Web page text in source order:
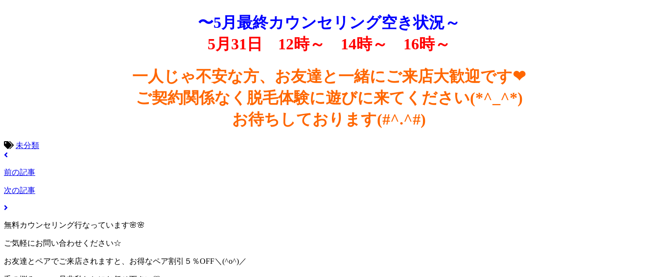
〜5月最終カウンセリング空き状況～
5月31日 12時～ 14時～ 16時～
一人じゃ不安な方、お友達と一緒にご来店大歓迎です❤
ご契約関係なく脱毛体験に遊びに来てください(*^_^*)
お待ちしております(#^.^#)
未分類
前の記事
次の記事
無料カウンセリング行なっています🌸🌸
ご気軽にお問い合わせください☆
お友達とペアでご来店されますと、お得なペア割引５％OFF＼(^o^)／